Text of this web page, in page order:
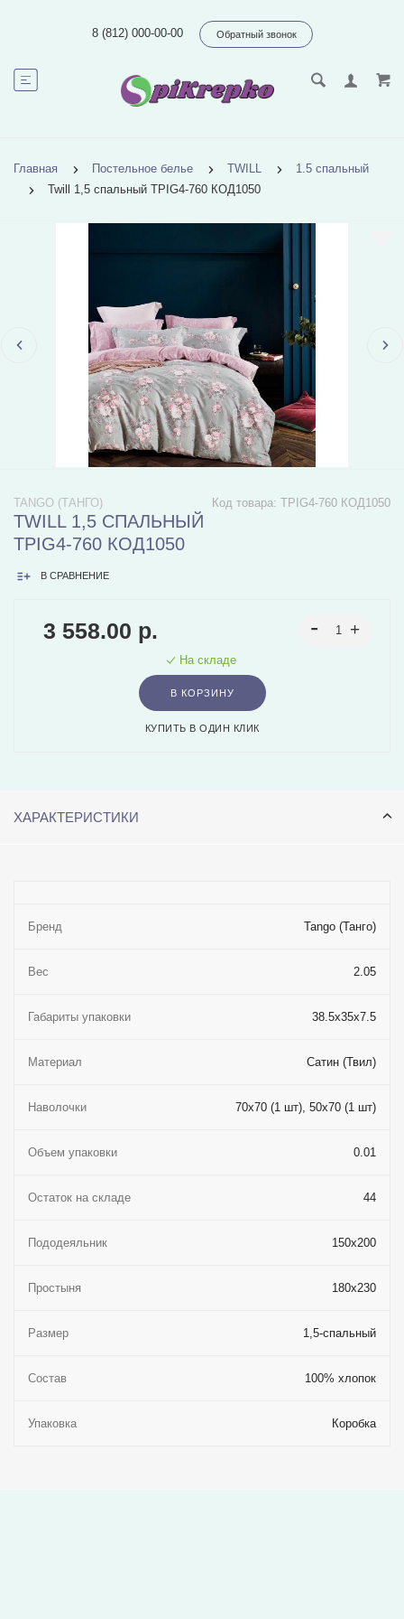
8 (812) 000-00-00 Обратный звонок
Главная Постельное белье TWILL
1.5 спальный
Twill 1,5 спальный TPIG4-760 КОД1050
Код товара: TPIG4-760 КОД1050
TANGO (ТАНГО)
TWILL 1,5 СПАЛЬНЫЙ
TPIG4-760 КОД1050
В СРАВНЕНИЕ
3 558.00 р.
На складе
В КОРЗИНУ
КУПИТЬ В ОДИН КЛИК
ХАРАКТЕРИСТИКИ
Бренд Tango (Танго)
Вес 2.05
Габариты упаковки 38.5x35x7.5
Материал Сатин (Твил)
Наволочки 70x70 (1 шт), 50x70 (1 шт)
Объем упаковки 0.01
Остаток на складе 44
Пододеяльник 150x200
Простыня 180x230
Размер 1,5-спальный
Состав 100% хлопок
Упаковка Коробка